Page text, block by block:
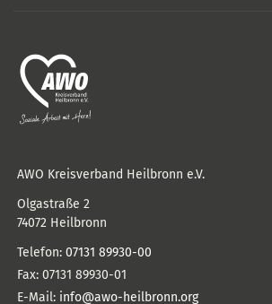
AWO Kreisverband Heilbronn e.V.
Olgastraße 2
74072 Heilbronn
Telefon: 07131 89930-00
Fax: 07131 89930-01
E-Mail: info@awo-heilbronn.org